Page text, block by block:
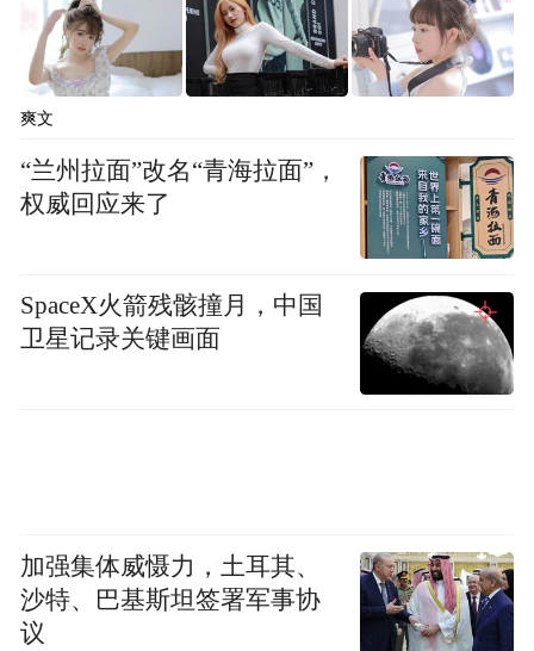
承接载体，以科技创新引领新质生产力发
展。
在市北区，科创回归都市，不只是物理意义
上的空间转换，更是创新生态的全方位塑
造，利用都市内要素资源密集分布优势，让
产学研用各环节、产业链上下游之间跨界融
通变得更便利。
进入“十五五”，市北区也将这样的“定力”延
续到了新一轮产业布局中——全面发力六大
用，明确要通过健全科技企业梯度培育体
系，统筹创新平台建设，深化产才融合发
展，持续推进青年人才活力城区、青年友好
爽文
“兰州拉面”改名“青海拉面”，
权威回应来了
SpaceX火箭残骸撞月，中国
卫星记录关键画面
加强集体威慑力，土耳其、
沙特、巴基斯坦签署军事协
议